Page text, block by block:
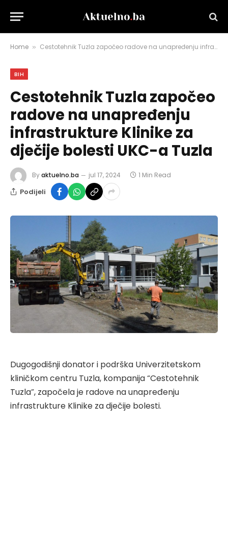
Home » Cestotehnik Tuzla započeo radove na unapređenju infrastrukture Klinike za dječije bolesti UKC-a Tuzla
BIH
Cestotehnik Tuzla započeo
radove na unapređenju
infrastrukture Klinike za
dječije bolesti UKC-a Tuzla
Byaktuelno.ba jul 17, 2024 1 Min Read
Podijeli
Dugogodišnji donator i podrška Univerzitetskom
kliničkom centru Tuzla, kompanija “Cestotehnik
Tuzla”, započela je radove na unapređenju
infrastrukture Klinike za dječije bolesti.